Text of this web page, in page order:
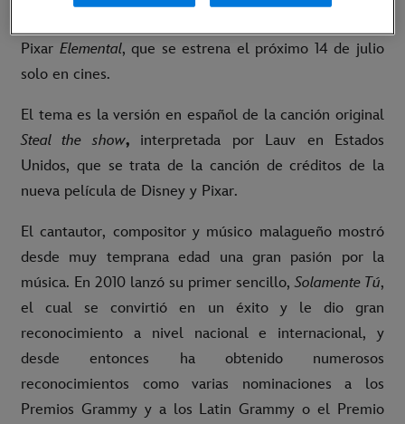
Pixar Elemental, que se estrena el próximo 14 de julio
solo en cines.
El tema es la versión en español de la canción original
Steal the show,interpretada por Lauv en Estados
Unidos, que se trata de la canción de créditos de la
nueva película de Disney y Pixar.
El cantautor, compositor y músico malagueño mostró
desde muy temprana edad una gran pasión por la
música. En 2010 lanzó su primer sencillo,Solamente Tú,
el cual se convirtió en un éxito y le dio gran
reconocimiento a nivel nacional e internacional, y
desde entonces ha obtenido numerosos
reconocimientos como varias nominaciones a los
Premios Grammy y a los Latin Grammy o el Premio